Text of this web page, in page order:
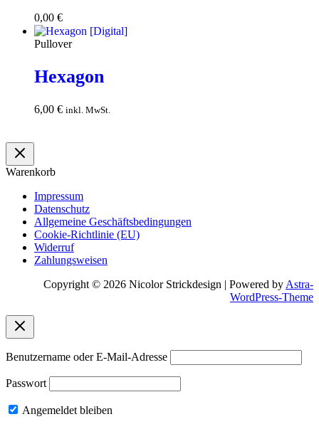
0,00 €
Pullover
Hexagon
6,00 € inkl. MwSt.
Warenkorb
Impressum
Datenschutz
Allgemeine Geschäftsbedingungen
Cookie-Richtlinie (EU)
Widerruf
Zahlungsweisen
Copyright © 2026 Nicolor Strickdesign | Powered by Astra-
WordPress-Theme
Benutzername oder E-Mail-Adresse
Passwort
Angemeldet bleiben